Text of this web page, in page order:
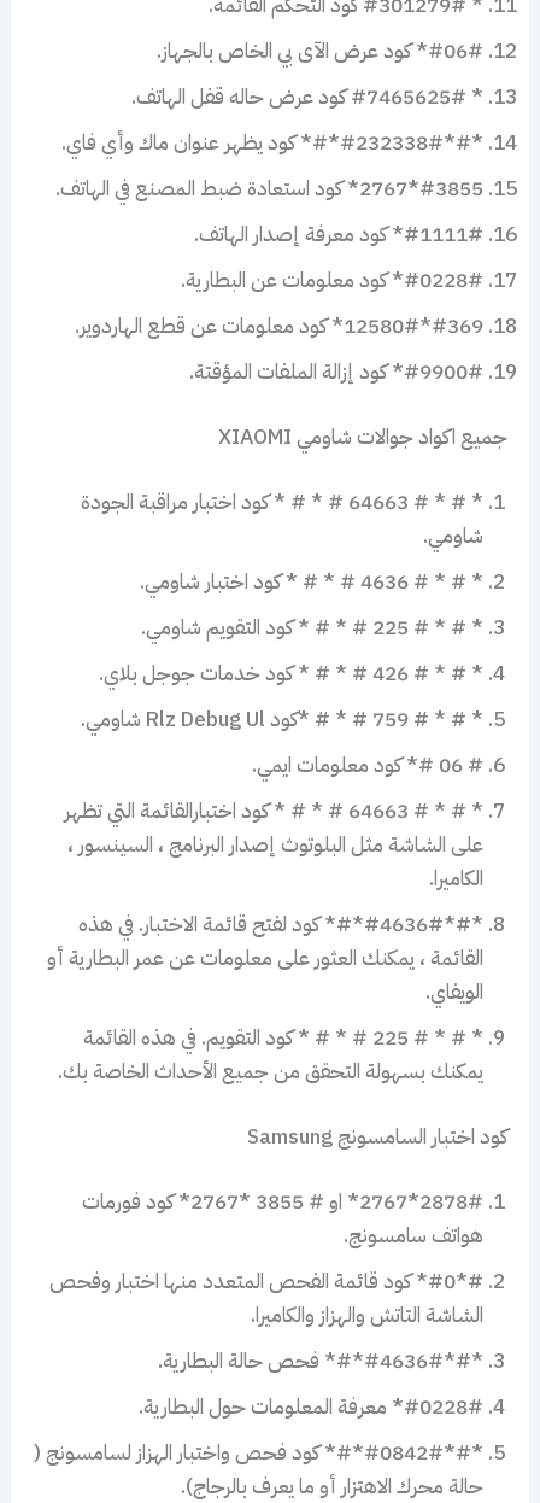
#06#* كود عرض الآى بي الخاص بالجهاز.
* #7465625# كود عرض حاله قفل الهاتف.
*#*#232338#*#* كود يظهر عنوان ماك وأي فاي.
#3855*2767* كود استعادة ضبط المصنع في الهاتف.
#1111#* كود معرفة إصدار الهاتف.
#0228#* كود معلومات عن البطارية.
#369*12580#* كود معلومات عن قطع الهاردوير.
#9900#* كود إزالة الملفات المؤقتة.
جميع اكواد جوالات شاومي XIAOMI
* # * # 64663 # * # * كود اختبار مراقبة الجودة
شاومي.
* # * # 4636 # * # * كود اختبار شاومي.
* # * # 225 # * # * كود التقويم شاومي.
* # * # 426 # * # * كود خدمات جوجل بلاي.
* # * # 759 # * # *كود Rlz Debug Ul شاومي.
# 06 #* كود معلومات ايمي.
* # * # 64663 # * # * كود اختبارالقائمة التي تظهر
على الشاشة مثل البلوتوث إصدار البرنامج ، السينسور ،
الكاميرا.
*#*#4636#*#* كود لفتح قائمة الاختبار. في هذه
القائمة ، يمكنك العثور على معلومات عن عمر البطارية أو
الويفاي.
* # * # 225 # * # * كود التقويم. في هذه القائمة
يمكنك بسهولة التحقق من جميع الأحداث الخاصة بك.
كود اختبار السامسونج Samsung
2878#*2767* او # 3855 *2767* كود فورمات
هواتف سامسونج.
#*#0* كود قائمة الفحص المتعدد منها اختبار وفحص
الشاشة التاتش والهزاز والكاميرا.
*#*#4636#*#* فحص حالة البطارية.
#0228#* معرفة المعلومات حول البطارية.
*#*#0842#*#* كود فحص واختبار الهزاز لسامسونج (
حالة محرك الاهتزار أو ما يعرف بالرجاج).